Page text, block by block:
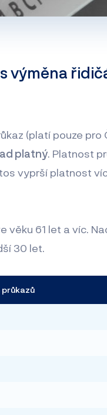
výměna
(platí pouze pro
platný. Platnost
vyprší platnost
věku 61 let a víc.
30 let.